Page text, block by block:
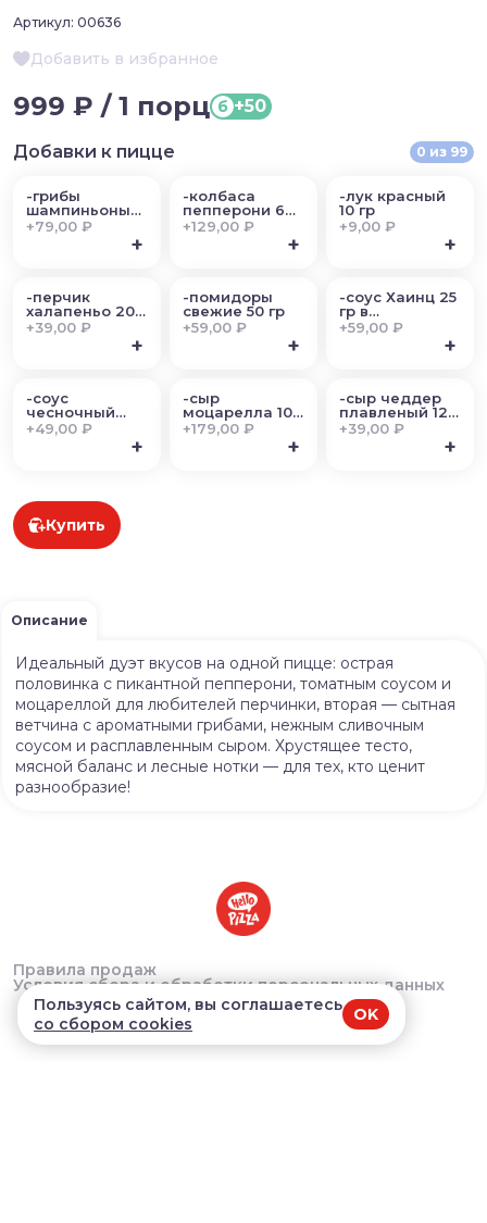
Артикул: 00636
Добавить в избранное
999 ₽ / 1 порц б +50
Добавки к пицце 0 из 99
-грибы
шампиньоны
50 гр
+79,00 ₽
+
-колбаса
пепперони 60
гр
+129,00 ₽
+
-лук красный
10 гр
+9,00 ₽
+
-перчик
халапеньо 20
гр
+39,00 ₽
+
-помидоры
свежие 50 гр
+59,00 ₽
+
-соус Хаинц 25
гр в
ассортименте
+59,00 ₽
+
-соус
чесночный
25гр
+49,00 ₽
+
-сыр
моцарелла 100
гр
+179,00 ₽
+
-сыр чеддер
плавленый 12
гр
+39,00 ₽
+
Купить
Описание
Идеальный дуэт вкусов на одной пицце: острая
половинка с пикантной пепперони, томатным соусом и
моцареллой для любителей перчинки, вторая — сытная
ветчина с ароматными грибами, нежным сливочным
соусом и расплавленным сыром. Хрустящее тесто,
мясной баланс и лесные нотки — для тех, кто ценит
разнообразие!
Правила продаж
Условия сбора и обработки персональных данных
Пользуясь сайтом, вы соглашаетесь
со сбором cookies
OK